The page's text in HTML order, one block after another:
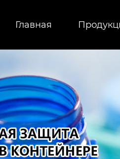
Главная